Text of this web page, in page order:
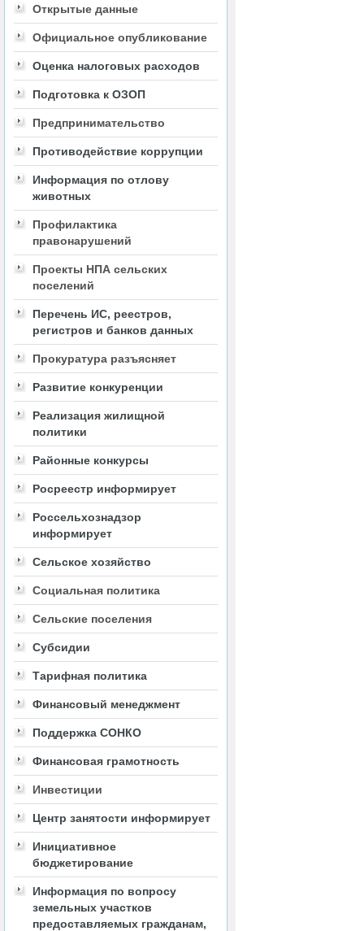
Открытые данные
Официальное опубликование
Оценка налоговых расходов
Подготовка к ОЗОП
Предпринимательство
Противодействие коррупции
Информация по отлову
животных
Профилактика
правонарушений
Проекты НПА сельских
поселений
Перечень ИС, реестров,
регистров и банков данных
Прокуратура разъясняет
Развитие конкуренции
Реализация жилищной
политики
Районные конкурсы
Росреестр информирует
Россельхознадзор
информирует
Сельское хозяйство
Социальная политика
Сельские поселения
Субсидии
Тарифная политика
Финансовый менеджмент
Поддержка СОНКО
Финансовая грамотность
Инвестиции
Центр занятости информирует
Инициативное
бюджетирование
Информация по вопросу
земельных участков
предоставляемых гражданам,